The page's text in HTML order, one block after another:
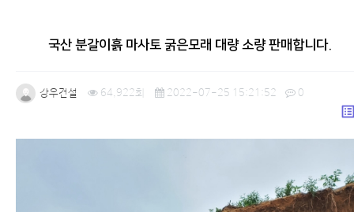
국산 분갈이흙 마사토 굵은모래 대량 소량 판매합니다.
강우건설 64,922회 2022-07-25 15:21:52 0